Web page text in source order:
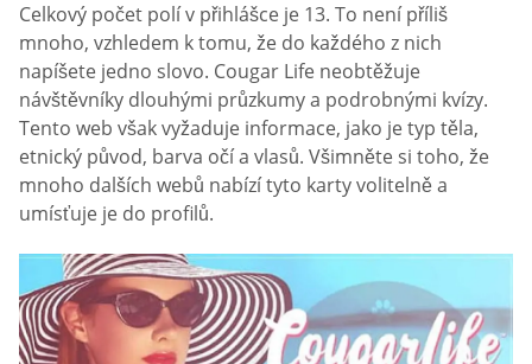
Celkový počet polí v přihlášce je 13. To není příliš
mnoho, vzhledem k tomu, že do každého z nich
napíšete jedno slovo. Cougar Life neobtěžuje
návštěvníky dlouhými průzkumy a podrobnými kvízy.
Tento web však vyžaduje informace, jako je typ těla,
etnický původ, barva očí a vlasů. Všimněte si toho, že
mnoho dalších webů nabízí tyto karty volitelně a
umísťuje je do profilů.